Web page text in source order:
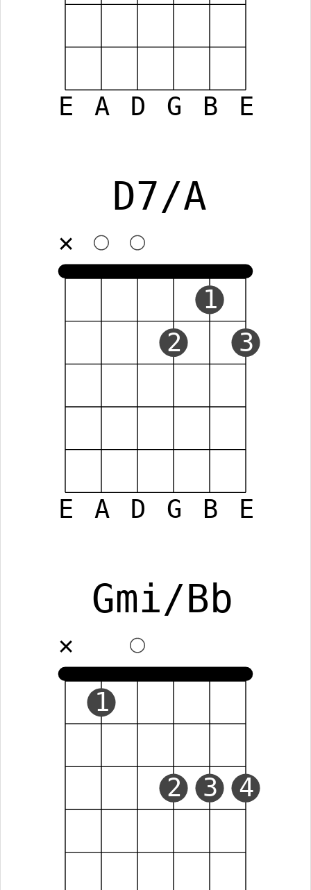
E A D G B E
D7/A
E A D G B E
✕
2
1
3
Gmi/Bb
✕
1
2 3 4